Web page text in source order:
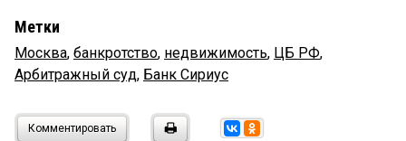
Метки
Москва, банкротство, недвижимость, ЦБ РФ,
Арбитражный суд, Банк Сириус
Комментировать